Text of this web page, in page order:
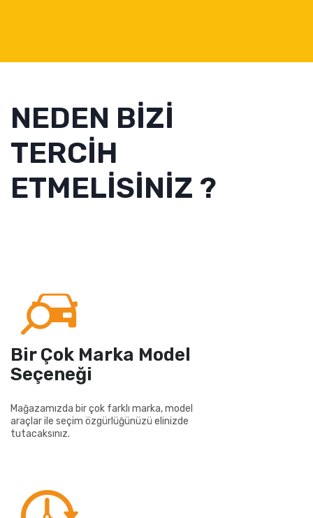
NEDEN BİZİ
TERCİH
ETMELİSİNİZ ?
Bir Çok Marka Model
Seçeneği
Mağazamızda bir çok farklı marka, model
araçlar ile seçim özgürlüğünüzü elinizde
tutacaksınız.